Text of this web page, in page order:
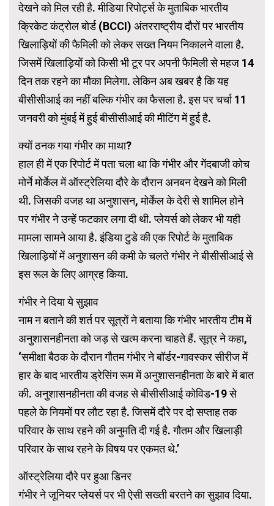
देखने को मिल रही है. मीडिया रिपोर्ट्स के मुताबिक भारतीय
क्रिकेट कंट्रोल बोर्ड (BCCI) अंतरराष्ट्रीय दौरों पर भारतीय
खिलाड़ियों की फैमिली को लेकर सख्त नियम निकालने वाला है.
जिसमें खिलाड़ियों को किसी भी टूर पर अपनी फैमिली से महज 14
दिन तक रहने का मौका मिलेगा. लेकिन अब खबर है कि यह
बीसीसीआई का नहीं बल्कि गंभीर का फैसला है. इस पर चर्चा 11
जनवरी को मुंबई में हुई बीसीसीआई की मीटिंग में हुई है.
क्यों ठनक गया गंभीर का माथा?
हाल ही में एक रिपोर्ट में पता चला था कि गंभीर और गेंदबाजी कोच
मोर्ने मोर्केल में ऑस्ट्रेलिया दौरे के दौरान अनबन देखने को मिली
थी. जिसकी वजह था अनुशासन, मोर्केल के देरी से शामिल होने
पर गंभीर ने उन्हें फटकार लगा दी थी. प्लेयर्स को लेकर भी यही
मामला सामने आया है. इंडिया टुडे की एक रिपोर्ट के मुताबिक
खिलाड़ियों में अनुशासन की कमी के चलते गंभीर ने बीसीसीआई से
इस रूल के लिए आग्रह किया.
गंभीर ने दिया ये सुझाव
नाम न बताने की शर्त पर सूत्रों ने बताया कि गंभीर भारतीय टीम में
अनुशासनहीनता को जड़ से खत्म करना चाहते हैं. सूत्र ने कहा,
‘समीक्षा बैठक के दौरान गौतम गंभीर ने बॉर्डर-गावस्कर सीरीज में
हार के बाद भारतीय ड्रेसिंग रूम में अनुशासनहीनता के बारे में बात
की. अनुशासनहीनता की वजह से बीसीसीआई कोविड-19 से
पहले के नियमों पर लौट रहा है. जिसमें दौरे पर दो सप्ताह तक
परिवार के साथ रहने की अनुमति दी गई है. गौतम और खिलाड़ी
परिवार के साथ रहने के विषय पर एकमत थे.’
ऑस्ट्रेलिया दौरे पर हुआ डिनर
गंभीर ने जूनियर प्लेयर्स पर भी ऐसी सख्ती बरतने का सुझाव दिया.